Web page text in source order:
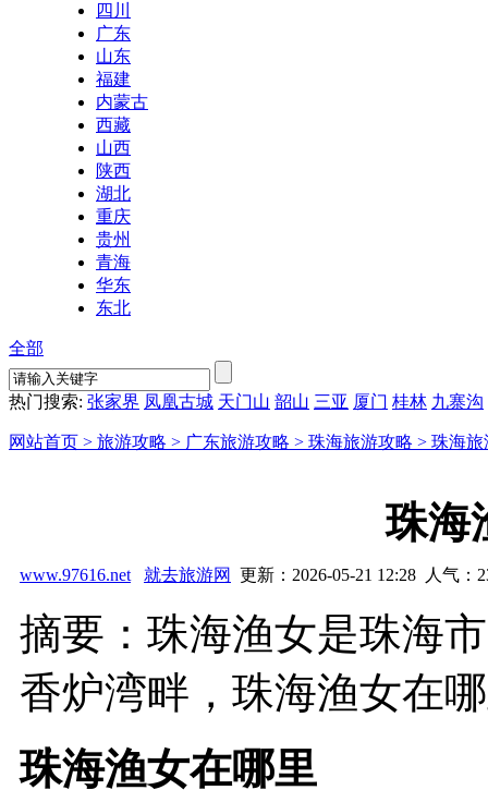
四川
广东
山东
福建
内蒙古
西藏
山西
陕西
湖北
重庆
贵州
青海
华东
东北
全部
热门搜索: 张家界 凤凰古城 天门山 韶山 三亚 厦门 桂林 九寨沟
网站首页 > 旅游攻略 > 广东旅游攻略 > 珠海旅游攻略 > 珠海旅
珠海
www.97616.net 就去旅游网 更新：2026-05-21 12:28 人气：
摘要：珠海渔女是珠海
香炉湾畔，珠海渔女在
珠海渔女在哪里